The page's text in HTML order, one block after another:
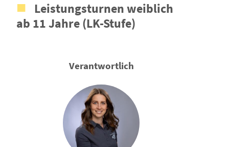
Leistungsturnen weiblich
ab 11 Jahre (LK-Stufe)
Verantwortlich